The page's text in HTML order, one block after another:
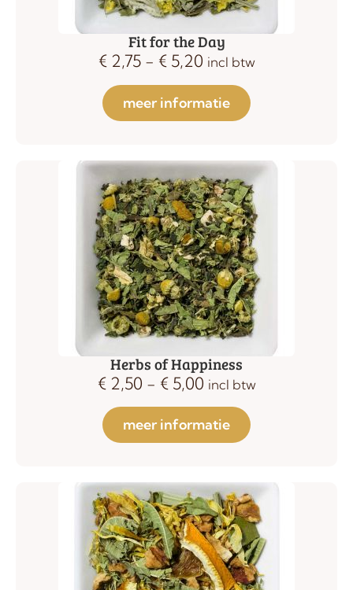
Fit for the Day
€2,75 - €5,20 incl btw
meer informatie
Herbs of Happiness
€2,50 - €5,00 incl btw
meer informatie